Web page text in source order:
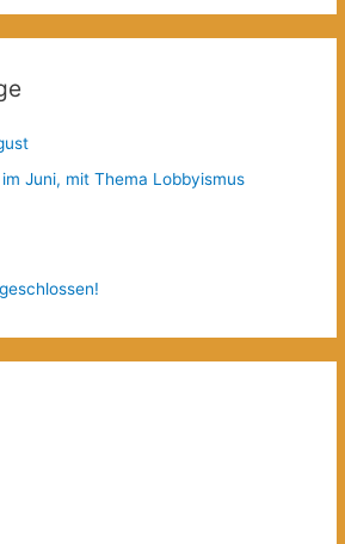
Juni, mit Thema Lobbyismus